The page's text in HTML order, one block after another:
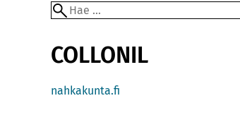
COLLONIL
nahkakunta.fi